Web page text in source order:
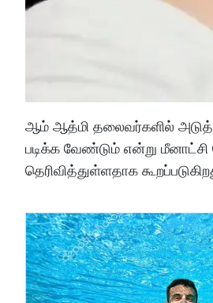
ஆம் ஆத்மி தலைவர்களில்
படிக்க வேண்டும் என்று மீனாட்சி
தெரிவித்துள்ளதாக